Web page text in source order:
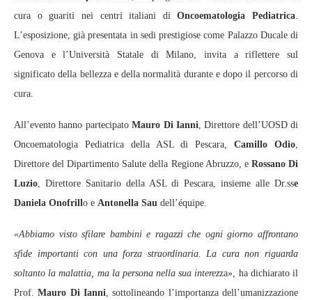
cura o guariti nei centri italiani diOncoematologia Pediatrica
L’esposizione, già presentata in sedi prestigiose come Palazzo Ducale di
Genova e l’Università Statale di Milano, invita a riflettere sul
significato della bellezza e della normalità durante e dopo il percorso di
cura.
All’evento hanno partecipatoMauro Di Ianni , Direttore dell’UOSD di
Oncoematologia Pediatrica della ASL di Pescara,Camillo Odio
Direttore del Dipartimento Salute della Regione Abruzzo, e Rossano Di
Luzio , Direttore Sanitario della ASL di Pescara, insieme alle Dr.sse
Daniela Onofrillo e Antonella Sau dell’équipe.
«Abbiamo visto sfilare bambini e ragazzi che ogni giorno affrontano
sfide importanti con una forza straordinaria. La cura non riguarda
soltanto la malattia, ma la persona nella sua interezza», ha dichiarato il
Prof. Mauro Di Ianni , sottolineando l’importanza dell’umanizzazione